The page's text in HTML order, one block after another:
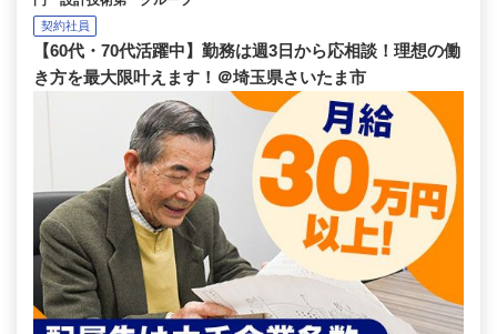
契約社員
【60代・70代活躍中】勤務は週3日から応相談！理想の働
き方を最大限叶えます！＠埼玉県さいたま市